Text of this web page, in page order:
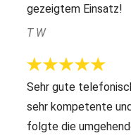
gezeigtem Einsatz!
T W
Sehr gute
sehr kompetente
folgte die